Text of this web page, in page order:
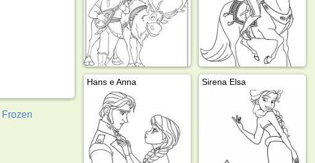
Frozen
Hans e Anna Sirena Elsa